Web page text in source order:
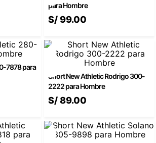
para Hombre
S/99.00
7878 para
Short New Athletic Rodrigo 300-
2222 para Hombre
S/89.00